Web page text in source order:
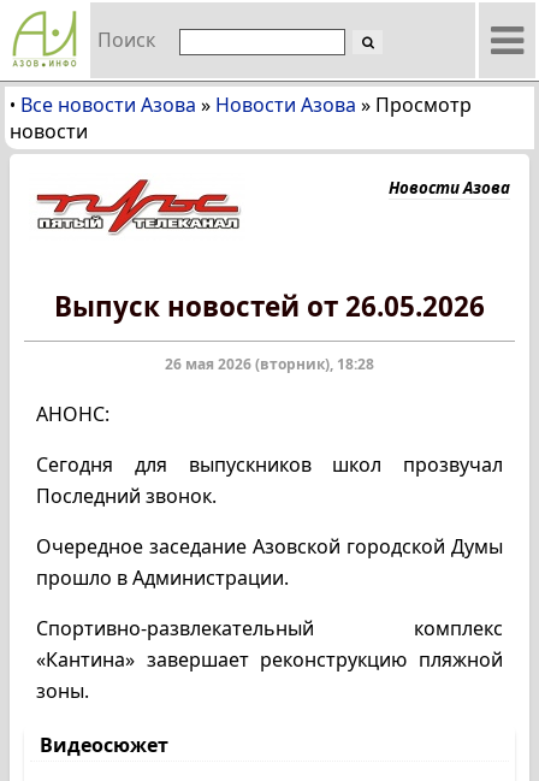
Поиск
• Все новости Азова » Новости Азова » Просмотр
новости
Новости Азова
Выпуск новостей от 26.05.2026
26 мая 2026 (вторник), 18:28
АНОНС:
Сегодня для выпускников школ прозвучал
Последний звонок.
Очередное заседание Азовской городской Думы
прошло в Администрации.
Спортивно-развлекательный комплекс
«Кантина» завершает реконструкцию пляжной
зоны.
Видеосюжет